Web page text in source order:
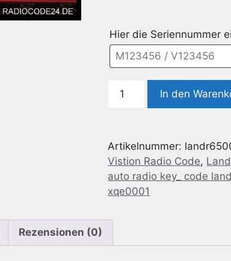
Hier die Seriennummer
Code
Land
Rover
6500
CD
18C838-
In den
Artikelnummer:
Vistion Radio Code,
auto radio key_ code
xqe0001
Rezensionen (0)